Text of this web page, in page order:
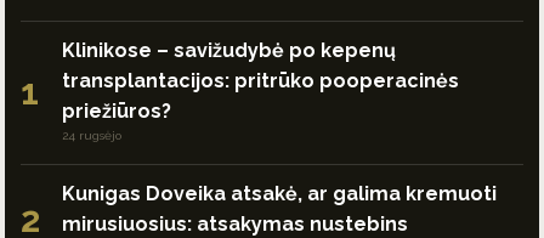
1
Klinikose – savižudybė po kepenų
transplantacijos: pritrūko pooperacinės
priežiūros?
24 rugsėjo
2
Kunigas Doveika atsakė, ar galima kremuoti
mirusiuosius: atsakymas nustebins